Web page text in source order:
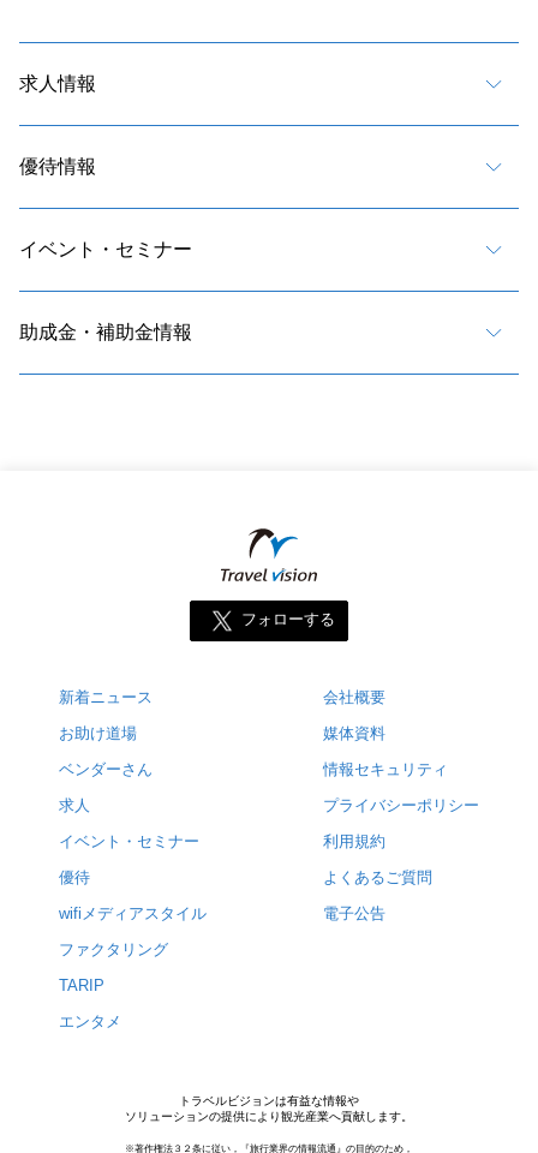
求人情報
優待情報
イベント・セミナー
助成金・補助金情報
フォローする
新着ニュース
お助け道場
ベンダーさん
求人
イベント・セミナー
優待
wifiメディアスタイル
ファクタリング
TARIP
エンタメ
会社概要
媒体資料
情報セキュリティ
プライバシーポリシー
利用規約
よくあるご質問
電子公告
トラベルビジョンは有益な情報や
ソリューションの提供により観光産業へ貢献します。
※著作権法３２条に従い，『旅行業界の情報流通』の目的のため，